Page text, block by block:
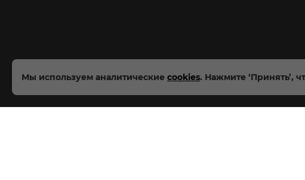
Мы используем аналитические cookies. Нажмите ‘Принять’,